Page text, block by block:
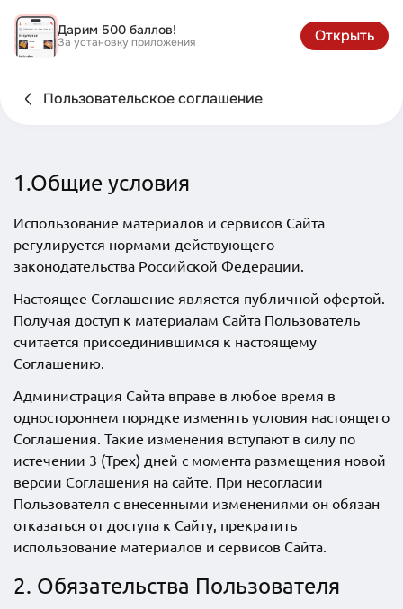
Дарим 500 баллов!
За установку приложения Открыть
Пользовательское соглашение
1.Общие условия
Использование материалов и сервисов Сайта
регулируется нормами действующего
законодательства Российской Федерации.
Настоящее Соглашение является публичной офертой.
Получая доступ к материалам Сайта Пользователь
считается присоединившимся к настоящему
Соглашению.
Администрация Сайта вправе в любое время в
одностороннем порядке изменять условия настоящего
Соглашения. Такие изменения вступают в силу по
истечении 3 (Трех) дней с момента размещения новой
версии Соглашения на сайте. При несогласии
Пользователя с внесенными изменениями он обязан
отказаться от доступа к Сайту, прекратить
использование материалов и сервисов Сайта.
2. Обязательства Пользователя